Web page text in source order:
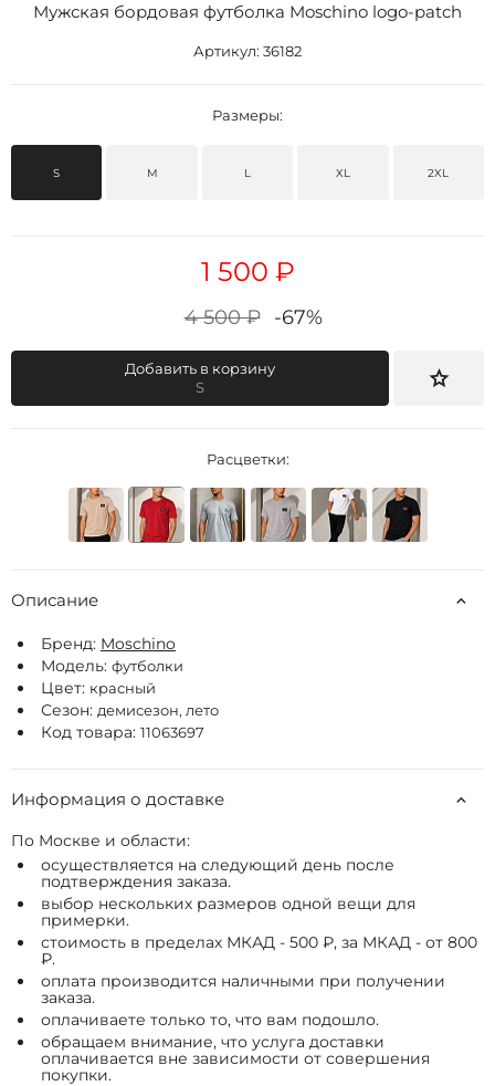
Мужская бордовая футболка Moschino logo-patch
Артикул: 36182
Размеры:
S M L XL 2XL
1 500 ₽
4 500 ₽ -67%
Добавить в корзину
S
Расцветки:
Описание
Бренд: Moschino
Модель: футболки
Цвет: красный
Сезон: демисезон, лето
Код товара: 11063697
Информация о доставке
По Москве и области:
осуществляется на следующий день после
подтверждения заказа.
выбор нескольких размеров одной вещи для
примерки.
стоимость в пределах МКАД - 500 ₽, за МКАД - от 800
₽.
оплата производится наличными при получении
заказа.
оплачиваете только то, что вам подошло.
обращаем внимание, что услуга доставки
оплачивается вне зависимости от совершения
покупки.